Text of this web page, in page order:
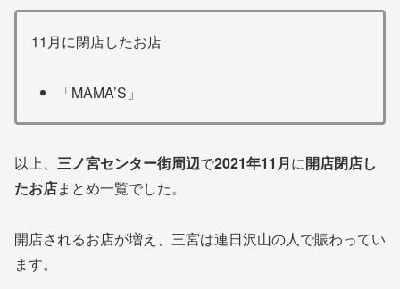
11月に閉店したお店
「MAMA’S」
以上、 三ノ宮センター街周辺で2021年11月に開店閉店し
たお店まとめ一覧でした。
開店されるお店が増え、三宮は連日沢山の人で賑わってい
ます。